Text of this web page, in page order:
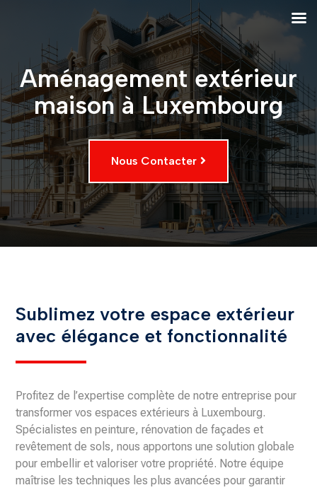
Aménagement extérieur
maison à Luxembourg
Nous Contacter
Sublimez votre espace extérieur
avec élégance et fonctionnalité
Profitez de l’expertise complète de notre entreprise pour
transformer vos espaces extérieurs à Luxembourg.
Spécialistes en peinture, rénovation de façades et
revêtement de sols, nous apportons une solution globale
pour embellir et valoriser votre propriété. Notre équipe
maîtrise les techniques les plus avancées pour garantir